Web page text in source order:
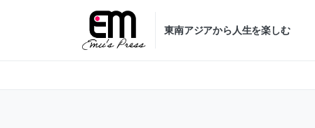
東南アジアから人生を楽しむ